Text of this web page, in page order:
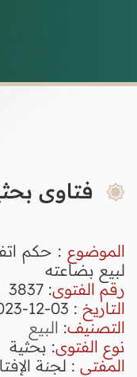
فتاوى
الموضوع : حكم
لبيع بضاعته
رقم الفتوى:
3837
التاريخ : 03-12-2023
التصنيف: البيع
نوع الفتوى: بحثية
المفتي : لجنة